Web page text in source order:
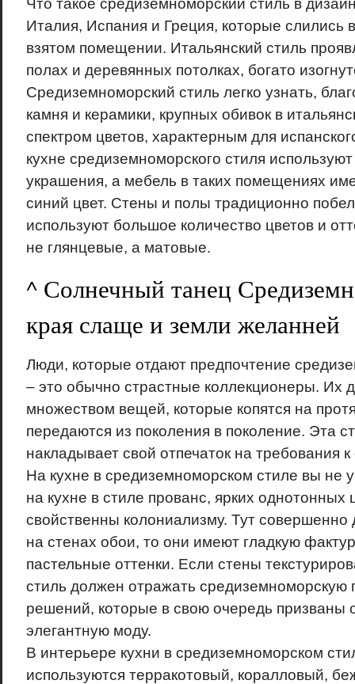
Что такое средиземноморский стиль в
Италия, Испания и Греция, которые слились
взятом помещении. Итальянский стиль
полах и деревянных потолках, богато
Средиземноморский стиль легко узнать,
камня и керамики, крупных обивок в
спектром цветов, характерным для
кухне средиземноморского стиля используют
украшения, а мебель в таких помещениях
синий цвет. Стены и полы традиционно
используют большое количество цветов и
не глянцевые, а матовые.
^ Солнечный танец
края слаще и земли желанней
Люди, которые отдают предпочтение
– это обычно страстные коллекционеры. Их
множеством вещей, которые копятся на
передаются из поколения в поколение. Эта
накладывает свой отпечаток на требования
На кухне в средиземноморском стиле вы не
на кухне в стиле прованс, ярких однотонных
свойственны колониализму. Тут совершенно
на стенах обои, то они имеют гладкую
пастельные оттенки. Если стены
стиль должен отражать средиземноморскую
решений, которые в свою очередь призваны
элегантную моду.
В интерьере кухни в средиземноморском
используются терракотовый, коралловый,